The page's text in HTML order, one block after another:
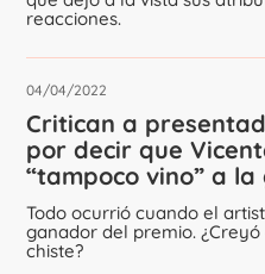
reacciones.
04/04/2022
Critican a
por decir que
“tampoco vino” a la
Todo ocurrió cuando el
ganador del premio.
chiste?